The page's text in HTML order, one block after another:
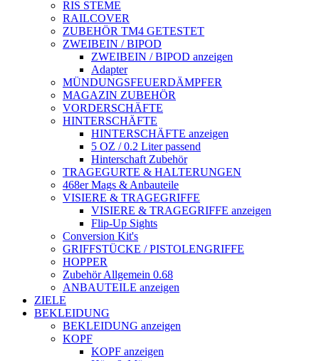
RIS STEME
RAILCOVER
ZUBEHÖR TM4 GETESTET
ZWEIBEIN / BIPOD
ZWEIBEIN / BIPOD anzeigen
Adapter
MÜNDUNGSFEUERDÄMPFER
MAGAZIN ZUBEHÖR
VORDERSCHÄFTE
HINTERSCHÄFTE
HINTERSCHÄFTE anzeigen
5 OZ / 0.2 Liter passend
Hinterschaft Zubehör
TRAGEGURTE & HALTERUNGEN
468er Mags & Anbauteile
VISIERE & TRAGEGRIFFE
VISIERE & TRAGEGRIFFE anzeigen
Flip-Up Sights
Conversion Kit's
GRIFFSTÜCKE / PISTOLENGRIFFE
HOPPER
Zubehör Allgemein 0.68
ANBAUTEILE anzeigen
ZIELE
BEKLEIDUNG
BEKLEIDUNG anzeigen
KOPF
KOPF anzeigen